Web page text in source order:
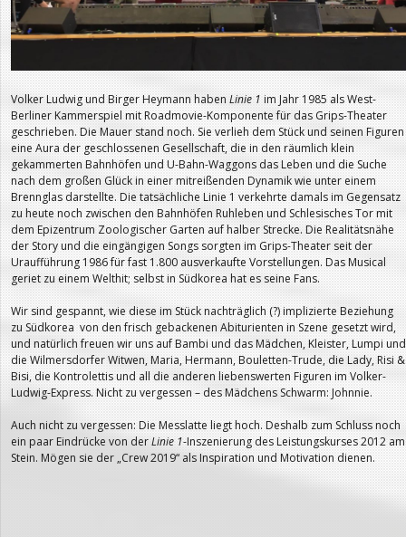
Volker Ludwig und Birger Heymann haben Linie 1 im Jahr 1985 als West-
Berliner Kammerspiel mit Roadmovie-Komponente für das Grips-Theater
geschrieben. Die Mauer stand noch. Sie verlieh dem Stück und seinen Figuren
eine Aura der geschlossenen Gesellschaft, die in den räumlich klein
gekammerten Bahnhöfen und U-Bahn-Waggons das Leben und die Suche
nach dem großen Glück in einer mitreißenden Dynamik wie unter einem
Brennglas darstellte. Die tatsächliche Linie 1 verkehrte damals im Gegensatz
zu heute noch zwischen den Bahnhöfen Ruhleben und Schlesisches Tor mit
dem Epizentrum Zoologischer Garten auf halber Strecke. Die Realitätsnähe
der Story und die eingängigen Songs sorgten im Grips-Theater seit der
Uraufführung 1986 für fast 1.800 ausverkaufte Vorstellungen. Das Musical
geriet zu einem Welthit; selbst in Südkorea hat es seine Fans.
Wir sind gespannt, wie diese im Stück nachträglich (?) implizierte Beziehung
zu Südkorea von den frisch gebackenen Abiturienten in Szene gesetzt wird,
und natürlich freuen wir uns auf Bambi und das Mädchen, Kleister, Lumpi und
die Wilmersdorfer Witwen, Maria, Hermann, Bouletten-Trude, die Lady, Risi &
Bisi, die Kontrolettis und all die anderen liebenswerten Figuren im Volker-
Ludwig-Express. Nicht zu vergessen – des Mädchens Schwarm: Johnnie.
Auch nicht zu vergessen: Die Messlatte liegt hoch. Deshalb zum Schluss noch
ein paar Eindrücke von derLinie 1-Inszenierung des Leistungskurses 2012 am
Stein. Mögen sie der „Crew 2019“ als Inspiration und Motivation dienen.